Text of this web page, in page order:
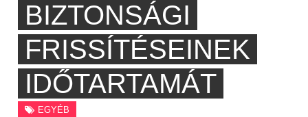
BIZTONSÁGI
FRISSÍTÉSEINEK
IDŐTARTAMÁT
EGYÉB